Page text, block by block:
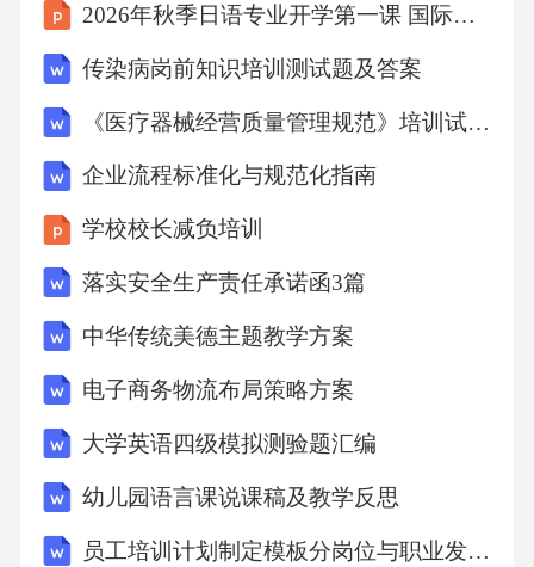
下子宫纵隔切开术针对先天性子宫纵隔导致的
不孕患者，采用电切或激光技术切开纵隔组
织，恢复宫腔正常形态，手术时间短且并发症
发生率低于传统开腹手术。宫腔镜下黏膜下肌
瘤剔除术对突向宫腔的肌瘤进行逐层电切，术
中同步使用膨宫液维持视野清晰，需特别注意
保护子宫内膜基底层以避免术后粘连形成。子
抽取患者自体血液制备高浓度血小板血浆，经
导管注入宫腔，释放生长因子（如VEGF、PDG
F）促进内膜细胞增殖和血管再生，临床数据显
示可增加内膜厚度2-3mm。03激素序贯疗法采用
雌激素（如戊酸雌二醇）连续21天促进内膜增
生，后续加用孕激素（如地屈孕酮）转化内
2026年秋季日语专业开学第一课 国际视野与专业发展
传染病岗前知识培训测试题及答案
《医疗器械经营质量管理规范》培训试卷测试题及答案
企业流程标准化与规范化指南
学校校长减负培训
落实安全生产责任承诺函3篇
中华传统美德主题教学方案
电子商务物流布局策略方案
大学英语四级模拟测验题汇编
幼儿园语言课说课稿及教学反思
员工培训计划制定模板分岗位与职业发展路径版